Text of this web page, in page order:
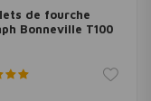
de fourche
Bonneville T100
- 2013), type 7